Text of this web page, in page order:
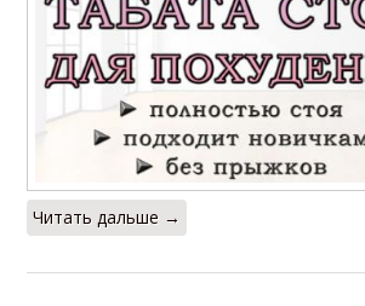
Читать дальше →